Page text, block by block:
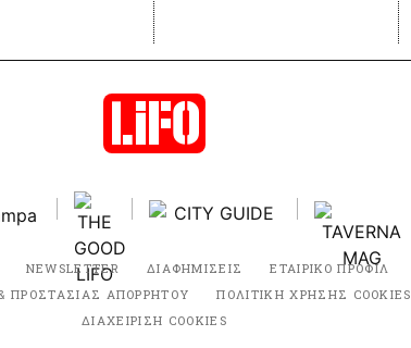
NEWSLETTER ΔΙΑΦΗΜΙΣΕΙΣ ΕΤΑΙΡΙΚΟ ΠΡΟΦΙΛ
ΠΡΟΣΤΑΣΙΑΣ ΑΠΟΡΡΗΤΟΥ
ΠΟΛΙΤΙΚΗ ΧΡΗΣΗΣ COOKIES
ΔΙΑΧΕΙΡΙΣΗ COOKIES